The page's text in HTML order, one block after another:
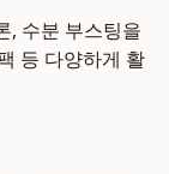
, 수분 부스팅을
등 다양하게 활